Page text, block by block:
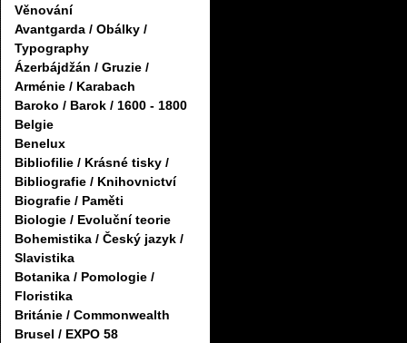
Věnování
Avantgarda / Obálky /
Typography
Ázerbájdžán / Gruzie /
Arménie / Karabach
Baroko / Barok / 1600 - 1800
Belgie
Benelux
Bibliofilie / Krásné tisky /
Bibliografie / Knihovnictví
Biografie / Paměti
Biologie / Evoluční teorie
Bohemistika / Český jazyk /
Slavistika
Botanika / Pomologie /
Floristika
Británie / Commonwealth
Brusel / EXPO 58